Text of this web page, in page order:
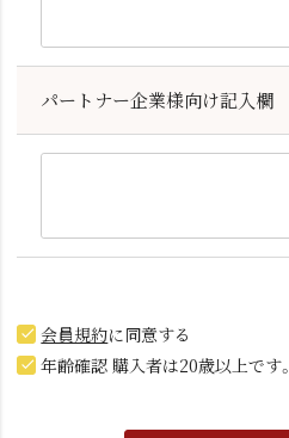
パートナー企業様向け記入欄
会員規約に同意する
年齢確認 購入者は20歳以上です。